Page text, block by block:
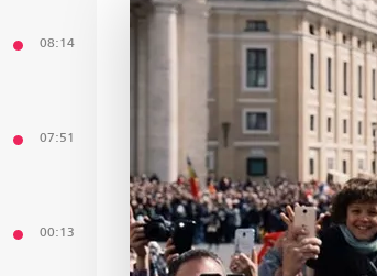
08:14
07:51
00:13